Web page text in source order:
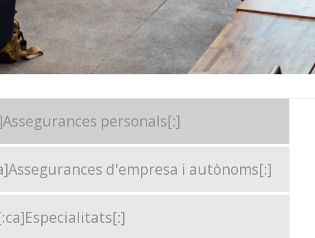
personals[:]
d'empresa i autònoms[:]